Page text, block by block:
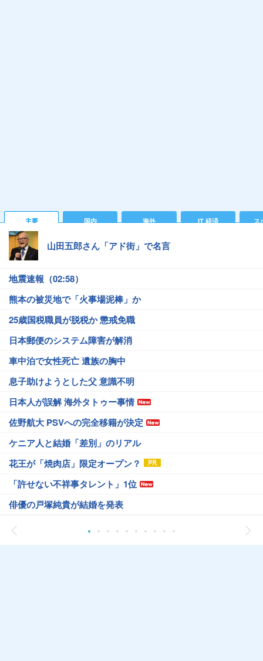
主要 国内 海外 IT 経済 ス
山田五郎さん「アド街」で名言
地震速報（02:58）
熊本の被災地で「火事場泥棒」か
25歳国税職員が脱税か 懲戒免職
日本郵便のシステム障害が解消
車中泊で女性死亡 遺族の胸中
息子助けようとした父 意識不明
日本人が誤解 海外タトゥー事情
佐野航大 PSVへの完全移籍が決定
ケニア人と結婚「差別」のリアル
花王が「焼肉店」限定オープン？
「許せない不祥事タレント」1位
俳優の戸塚純貴が結婚を発表